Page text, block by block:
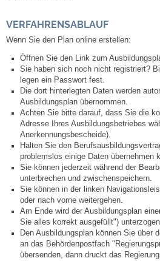
Rathaus
Aktuelles
Gemeindeverwaltung
Mitarbeiter
Stellenangebote
Ortsrecht
Schadensmeldungen
Bürgerservice
VERFAHRENSABLAUF
Wenn Sie den Plan online erstellen:
Öffnen Sie den Link zum
Sie haben sich noch nicht registriert?
legen ein Passwort fest.
Die dort hinterlegten Daten werden
Ausbildungsplan übernommen.
Achten Sie bitte darauf, dass Sie die
Adresse Ihres Ausbildungsbetriebes
Anerkennungsbescheide).
Halten Sie den
problemslos einige Daten übernehmen
Sie können jederzeit während der
unterbrechen und zwischenspeichern.
Sie können in der linken
oder nach vorne weitergehen.
Am Ende wird der Ausbildungsplan
Sie alles korrekt ausgefüllt")
Den Ausbildungsplan können Sie über
an das Behördenpostfach
übersenden, dann druckt das